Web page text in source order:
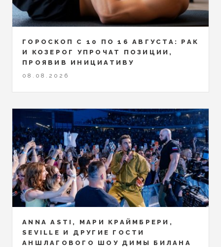
ГОРОСКОП С 10 ПО 16 АВГУСТА: РАК
И КОЗЕРОГ УПРОЧАТ ПОЗИЦИИ,
ПРОЯВИВ ИНИЦИАТИВУ
08.08.2026
ANNA ASTI, МАРИ КРАЙМБРЕРИ,
SEVILLE И ДРУГИЕ ГОСТИ
АНШЛАГОВОГО ШОУ ДИМЫ БИЛАНА